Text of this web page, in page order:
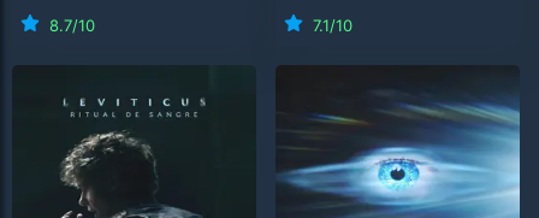
8.7/10
7.1/10